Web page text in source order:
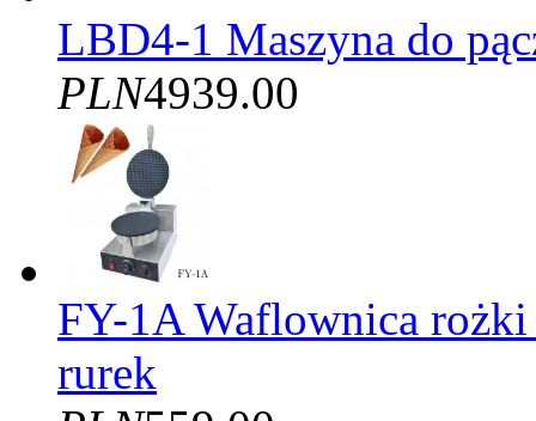
LBD4-1 Maszyna do
PLN4939.00
FY-1A Waflownica
rurek